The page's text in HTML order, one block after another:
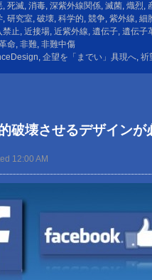
, 死滅, 消毒, 深紫外線関係, 滅菌, 熾烈,
, 研究室, 破壊, 科学的, 競争, 紫外線, 細
禁止, 近接場, 近紫外線, 遺伝子, 遺伝子
命, 非難, 非難中傷
, 企望を「までい」具現へ, 祈
破壊させるデザインが
12:00 AM